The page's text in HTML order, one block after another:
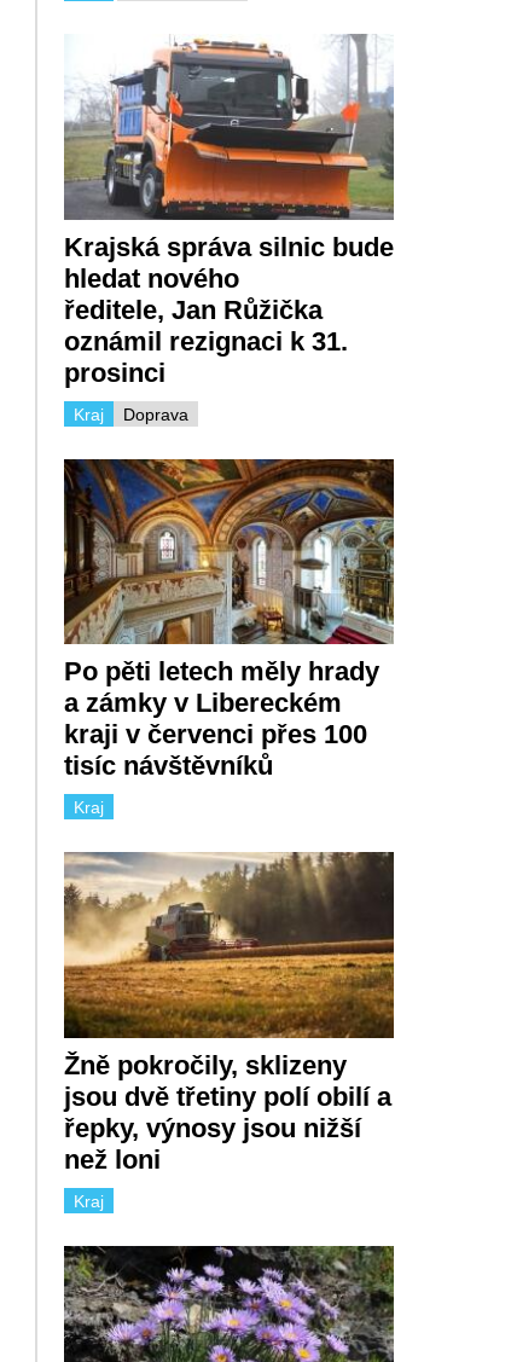
Krajská správa silnic bude
hledat nového
ředitele, Jan Růžička
oznámil rezignaci k 31.
prosinci
Doprava
Kraj
Po pěti letech měly hrady
a zámky v Libereckém
kraji v červenci přes 100
tisíc návštěvníků
Kraj
Žně pokročily, sklizeny
jsou dvě třetiny polí obilí a
řepky, výnosy jsou nižší
než loni
Kraj